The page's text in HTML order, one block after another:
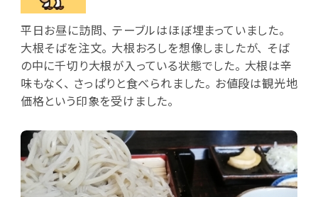
平日お昼に訪問、 テーブルはほぼ埋まっていました。
大根そばを注文。 大根おろしを想像しましたが、 そば
の中に千切り大根が入っている状態でした。 大根は辛
味もなく、 さっぱりと食べられました。 お値段は観光地
価格という印象を受けました。